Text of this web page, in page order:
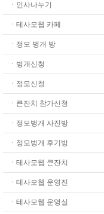
ㆍ인사나누기
ㆍ테사모웹 카페
ㆍ정모 벙개 방
ㆍ벙개신청
ㆍ정모신청
ㆍ큰잔치 참가신청
ㆍ정모벙개 사진방
ㆍ정모벙개 후기방
ㆍ테사모웹 큰잔치
ㆍ테사모웹 운영진
ㆍ테사모웹 운영실